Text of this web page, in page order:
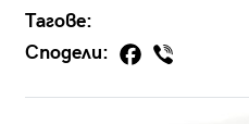
Тагове:
Сподели: